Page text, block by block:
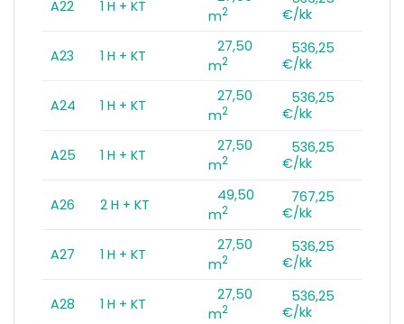
A22 1 H + KT
m2
€/kk
A23 1 H + KT
27,50
m2
536,25
€/kk
A24 1 H + KT
27,50
m2
536,25
€/kk
A25 1 H + KT
27,50
m2
536,25
€/kk
A26 2 H + KT
49,50
m2
767,25
€/kk
A27 1 H + KT
27,50
m2
536,25
€/kk
A28 1 H + KT
27,50
m2
536,25
€/kk